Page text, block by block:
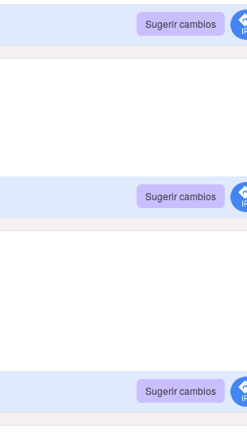
Sugerir cambios
Sugerir cambios
Sugerir cambios